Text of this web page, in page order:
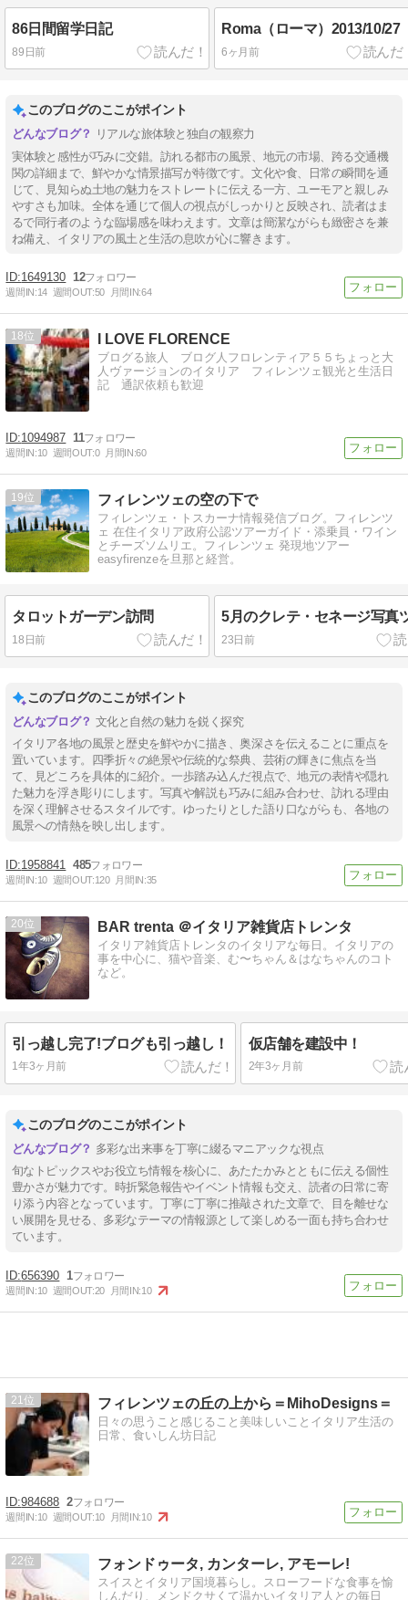
86日間留学日記
89日前
Roma（ローマ）2013/10/27
6ヶ月前
このブログのここがポイント
リアルな旅体験と独自の観察力
実体験と感性が巧みに交錯。訪れる都市の風景、地元の市場、跨る交通機
関の詳細まで、鮮やかな情景描写が特徴です。文化や食、日常の瞬間を通
じて、見知らぬ土地の魅力をストレートに伝える一方、ユーモアと親しみ
やすさも加味。全体を通じて個人の視点がしっかりと反映され、読者はま
るで同行者のような臨場感を味わえます。文章は簡潔ながらも緻密さを兼
ね備え、イタリアの風土と生活の息吹が心に響きます。
1649130 12
週間IN:14 週間OUT:50 月間IN:64
18 I LOVE FLORENCE
ブログる旅人 ブログ人フロレンティア５５ちょっと大
人ヴァージョンのイタリア フィレンツェ観光と生活日
記 通訳依頼も歓迎
1094987 11
週間IN:10 週間OUT:0 月間IN:60
19 フィレンツェの空の下で
フィレンツェ・トスカーナ情報発信ブログ。フィレンツ
ェ 在住イタリア政府公認ツアーガイド・添乗員・ワイン
とチーズソムリエ。フィレンツェ 発現地ツアー
easyfirenzeを旦那と経営。
タロットガーデン訪問
18日前
5月のクレテ・セネージ写真
23日前
このブログのここがポイント
文化と自然の魅力を鋭く探究
イタリア各地の風景と歴史を鮮やかに描き、奥深さを伝えることに重点を
置いています。四季折々の絶景や伝統的な祭典、芸術の輝きに焦点を当
て、見どころを具体的に紹介。一歩踏み込んだ視点で、地元の表情や隠れ
た魅力を浮き彫りにします。写真や解説も巧みに組み合わせ、訪れる理由
を深く理解させるスタイルです。ゆったりとした語り口ながらも、各地の
風景への情熱を映し出します。
1958841 485
週間IN:10 週間OUT:120 月間IN:35
20 BAR trenta ＠イタリア雑貨店トレンタ
イタリア雑貨店トレンタのイタリアな毎日。イタリアの
事を中心に、猫や音楽、む〜ちゃん＆はなちゃんのコト
など。
引っ越し完了!ブログも引っ越し！
1年3ヶ月前
仮店舗を建設中！
2年3ヶ月前
このブログのここがポイント
多彩な出来事を丁寧に綴るマニアックな視点
旬なトピックスやお役立ち情報を核心に、あたたかみとともに伝える個性
豊かさが魅力です。時折緊急報告やイベント情報も交え、読者の日常に寄
り添う内容となっています。丁寧に丁寧に推敲された文章で、目を離せな
い展開を見せる、多彩なテーマの情報源として楽しめる一面も持ち合わせ
ています。
656390 1
週間IN:10 週間OUT:20 月間IN:10
21 フィレンツェの丘の上から＝MihoDesigns＝
日々の思うこと感じること美味しいことイタリア生活の
日常、食いしん坊日記
984688 2
週間IN:10 週間OUT:10 月間IN:10
22 フォンドゥータ, カンターレ, アモーレ!
スイスとイタリア国境暮らし。スローフードな食事を愉
しんだり、メンドクサくて温かいイタリア人との毎日